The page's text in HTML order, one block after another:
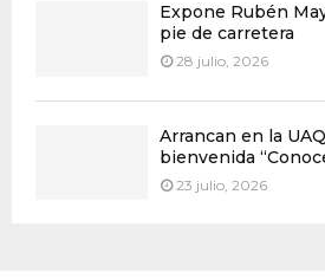
Expone Rubén
pie de carretera
28 julio, 2026
Arrancan en la
bienvenida
23 julio, 2026